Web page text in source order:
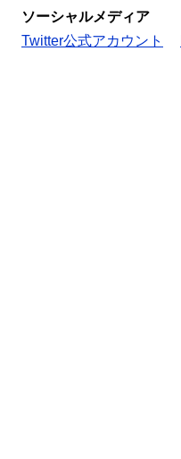
ソーシャルメディア
Twitter公式アカウント